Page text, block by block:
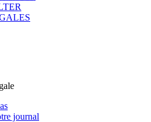
journal